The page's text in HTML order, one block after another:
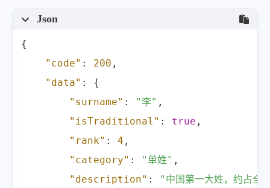
Json
{
"code" : 200 ,
"data" :
{
"surname" : "李" ,
"isTraditional" : true ,
"rank" : 4 ,
"category" : "单姓" ,
"description" :
"中国第一大姓，约占全